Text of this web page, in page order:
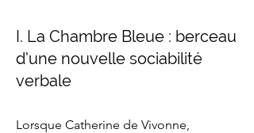
I. La Chambre Bleue : berceau
d’une nouvelle sociabilité
verbale
Lorsque Catherine de Vivonne,